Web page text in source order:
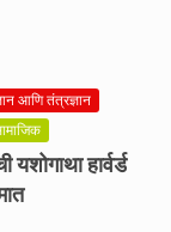
आणि तंत्रज्ञान
यशोगाथा हार्वर्ड